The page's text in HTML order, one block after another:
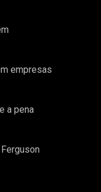
empresas
a pena